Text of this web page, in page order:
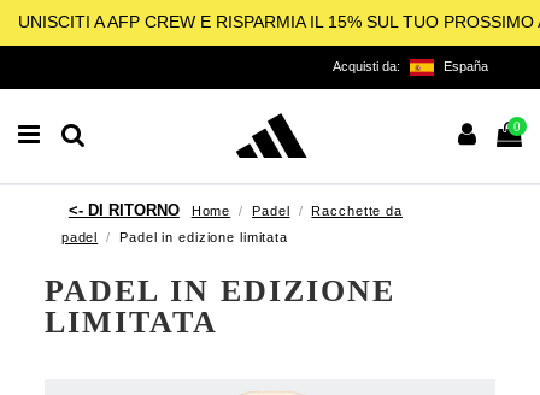
UNISCITI A AFP CREW E RISPARMIA IL 15% SUL TUO PROSSIMO
Acquisti da: España
0
Home Padel
Racchette da
padel
Padel in edizione limitata
PADEL IN EDIZIONE
LIMITATA